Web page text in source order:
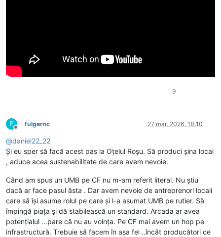
9
F
Deconectat
fulgernc 27 mar. 2026, 18:10
@daniel22_22
Și eu sper să facă acest pas la Oțelul Roșu. Să produci șina local
, aduce acea sustenabilitate de care avem nevoie.
Când am spus un UMB pe CF nu m-am referit literal. Nu știu
dacă ar face pasul ăsta . Dar avem nevoie de antreprenori locali
care să își asume rolul pe care și l-a asumat UMB pe rutier. Să
împingă piața și dă stabilească un standard. Arcada ar avea
potențialul ...pare că nu au voința. Pe CF mai avem un hop pe
infrastructură. Trebuie să facem în așa fel ..încât producători ce